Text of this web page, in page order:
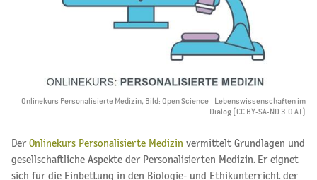
Onlinekurs Personalisierte Medizin, Bild: Open Science - Lebenswissenschaften im
Dialog (CC BY-SA-ND 3.0 AT)
Der Onlinekurs Personalisierte Medizin vermittelt Grundlagen und
gesellschaftliche Aspekte der Personalisierten Medizin. Er eignet
sich für die Einbettung in den Biologie- und Ethikunterricht der